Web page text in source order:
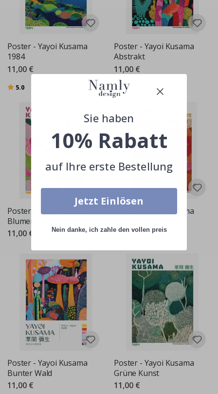
Poster - Yayoi Kusama
1984
11,00 €
Bewertung:
5.0
Poster - Yayoi Kusama
Abstrakt
11,00 €
Poster - Yayoi Kusama
Blumen 1984
11,00 €
Poster - Yayoi Kusama
11,00 €
Poster - Yayoi Kusama
Bunter Wald
11,00 €
Poster - Yayoi Kusama
Grüne Kunst
11,00 €
Sie haben
10% Rabatt
auf Ihre erste Bestellung
Jetzt Einlösen
Nein danke, ich zahle den vollen preis